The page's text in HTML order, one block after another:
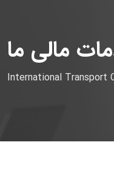
مالی ما
International Transport